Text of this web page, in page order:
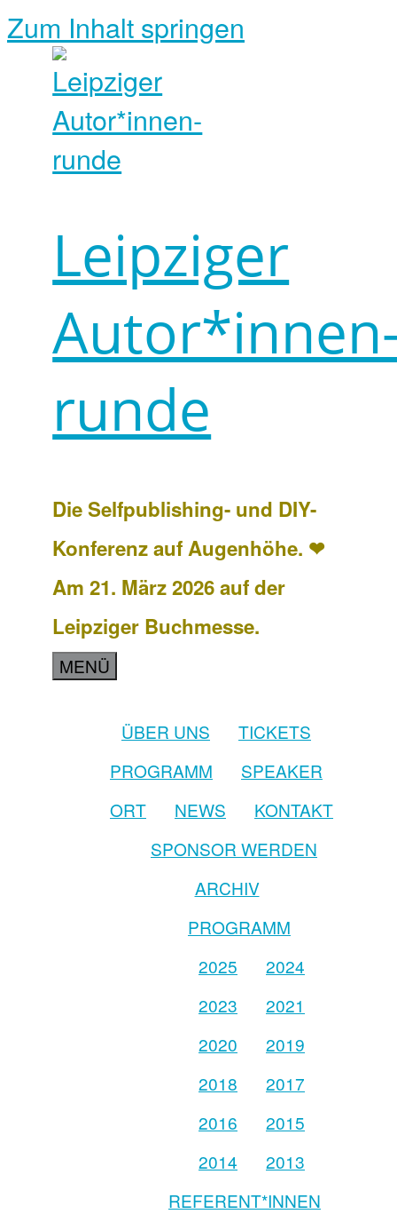
Zum Inhalt springen
Leipziger
runde
Die Selfpublishing- und DIY-
Konferenz auf Augenhöhe. ❤
Am 21. März 2026 auf der
Leipziger Buchmesse.
MENÜ
ÜBER UNS
TICKETS
PROGRAMM
SPEAKER
ORT
NEWS
KONTAKT
SPONSOR WERDEN
ARCHIV
PROGRAMM
2025
2024
2023
2021
2020
2019
2018
2017
2016
2015
2014
2013
REFERENT*INNEN